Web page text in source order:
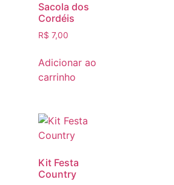
Sacola dos
Cordéis
R$ 7,00
Adicionar ao
carrinho
Kit Festa
Country